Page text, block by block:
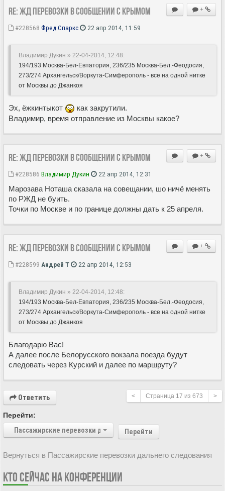
+
Re: ЖД перевозки в сообщении с Крымом
#228568 Фред Спаркс 22 апр 2014, 11:59
Владимир Дукин » 22-04-2014, 12:48:
194/193 Москва-Бел-Евпатория, 236/235 Москва-Бел.-Феодосия,
273/274 Архангельск/Воркута-Симферополь - все на одной нитке
от Москвы до Джанкоя
Эх, ёжкинтыкот
как закрутили.
Владимир, время отправление из Москвы какое?
+
Re: ЖД перевозки в сообщении с Крымом
#228586 Владимир Дукин 22 апр 2014, 12:31
Марозава Ноташа сказала на совещании, шо ничё менять
по РЖД не буить.
Точки по Москве и по границе должны дать к 25 апреля.
+
Re: ЖД перевозки в сообщении с Крымом
#228599 Андрей Т 22 апр 2014, 12:53
Владимир Дукин » 22-04-2014, 12:48:
194/193 Москва-Бел-Евпатория, 236/235 Москва-Бел.-Феодосия,
273/274 Архангельск/Воркута-Симферополь - все на одной нитке
от Москвы до Джанкоя
Благодарю Вас!
А далее после Белорусского вокзала поезда будут
следовать через Курский и далее по маршруту?
Ответить < Страница 17 из 673 >
Перейти:
Пассажирские перевозки дальнего следования
Перейти
Вернуться в Пассажирские перевозки дальнего следования
КТО СЕЙЧАС НА КОНФЕРЕНЦИИ